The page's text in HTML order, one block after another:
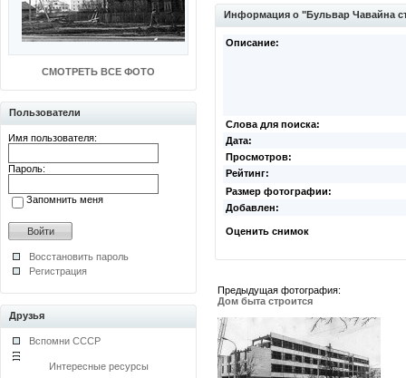
СМОТРЕТЬ ВСЕ ФОТО
Пользователи
Имя пользователя:
Пароль:
Запомнить меня
Восстановить пароль
Регистрация
Друзья
Вспомни СССР
Интересные ресурсы
Информация о "Бульвар Чавайна
Описание:
Слова для поиска:
Дата:
Просмотров:
Рейтинг:
Размер фотографии:
Добавлен:
Оценить снимок
Предыдущая фотография:
Дом быта строится